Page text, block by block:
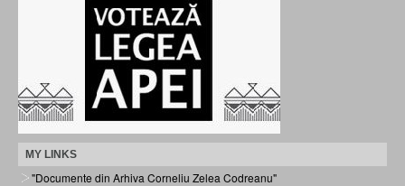
MY LINKS
"Documente din Arhiva Corneliu Zelea Codreanu"